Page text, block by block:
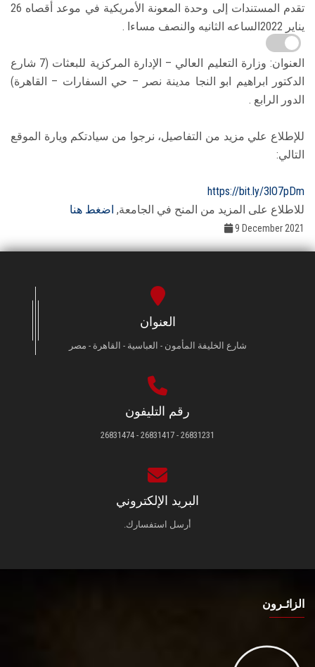
تقدم المستندات إلى وحدة المعونة الأمريكية في موعد أقصاه 26
يناير 2022الساعه الثانيه والنصف مساءا .
العنوان: وزارة التعليم العالي – الإدارة المركزية للبعثات (7 شارع
الدكتور ابراهيم ابو النجا مدينة نصر – حي السفارات – القاهرة)
الدور الرابع .
للإطلاع علي مزيد من التفاصيل، نرجوا من سيادتكم ويارة الموقع
التالي:
https://bit.ly/3lO7pDm
للاطلاع على المزيد من المنح في الجامعة, اضغط هنا
9 December 2021
العنوان
شارع الخليفة المأمون - العباسية - القاهرة - مصر
رقم التليفون
26831231 - 26831417 - 26831474
البريد الإلكتروني
أرسل استفسارك.
الزائـرون